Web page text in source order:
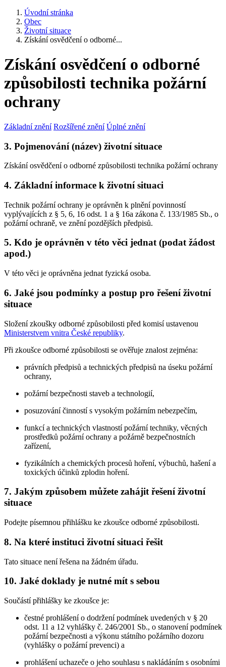
Úvodní stránka
Obec
Životní situace
Získání osvědčení o odborné...
Získání osvědčení o odborné
způsobilosti technika požární
ochrany
Základní znění Rozšířené znění Úplné znění
3. Pojmenování (název) životní situace
Získání osvědčení o odborné způsobilosti technika požární ochrany
4. Základní informace k životní situaci
Technik požární ochrany je oprávněn k plnění povinností
vyplývajících z § 5, 6, 16 odst. 1 a § 16a zákona č. 133/1985 Sb., o
požární ochraně, ve znění pozdějších předpisů.
5. Kdo je oprávněn v této věci jednat (podat žádost
apod.)
V této věci je oprávněna jednat fyzická osoba.
6. Jaké jsou podmínky a postup pro řešení životní
situace
Složení zkoušky odborné způsobilosti před komisí ustavenou
Ministerstvem vnitra České republiky.
Při zkoušce odborné způsobilosti se ověřuje znalost zejména:
právních předpisů a technických předpisů na úseku požární
ochrany,
požární bezpečnosti staveb a technologií,
posuzování činností s vysokým požárním nebezpečím,
funkcí a technických vlastností požární techniky, věcných
prostředků požární ochrany a požárně bezpečnostních
zařízení,
fyzikálních a chemických procesů hoření, výbuchů, hašení a
toxických účinků zplodin hoření.
7. Jakým způsobem můžete zahájit řešení životní
situace
Podejte písemnou přihlášku ke zkoušce odborné způsobilosti.
8. Na které instituci životní situaci řešit
Tato situace není řešena na žádném úřadu.
10. Jaké doklady je nutné mít s sebou
Součástí přihlášky ke zkoušce je:
čestné prohlášení o dodržení podmínek uvedených v § 20
odst. 11 a 12 vyhlášky č. 246/2001 Sb., o stanovení podmínek
požární bezpečnosti a výkonu státního požárního dozoru
(vyhlášky o požární prevenci) a
prohlášení uchazeče o jeho souhlasu s nakládáním s osobními